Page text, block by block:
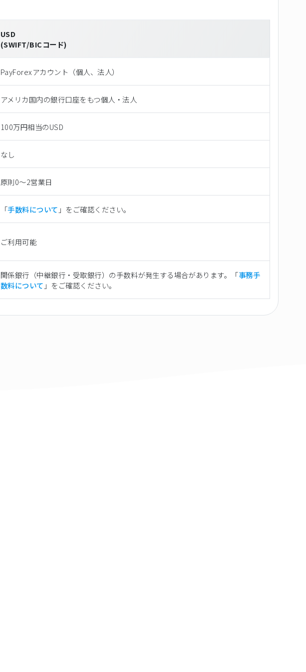
USD
(SWIFT/BICコード)
PayForexアカウント（個⼈、法⼈）
アメリカ国内の銀行口座をもつ個人・法人
100万円相当のUSD
なし
原則0〜2営業日
「手数料について 」をご確認ください。
ご利用可能
関係銀行（中継銀行・受取銀行）の手数料が発生する場合があります。「事務手
数料について 」をご確認ください。